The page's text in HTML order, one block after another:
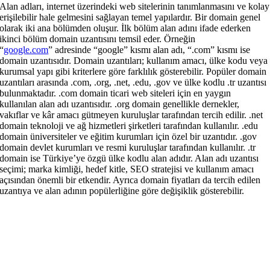
Alan adları, internet üzerindeki web sitelerinin tanımlanmasını ve kolay
erişilebilir hale gelmesini sağlayan temel yapılardır. Bir domain genel
olarak iki ana bölümden oluşur. İlk bölüm alan adını ifade ederken
ikinci bölüm domain uzantısını temsil eder. Örneğin
“google.com” adresinde “google” kısmı alan adı, “.com” kısmı ise
domain uzantısıdır. Domain uzantıları; kullanım amacı, ülke kodu veya
kurumsal yapı gibi kriterlere göre farklılık gösterebilir. Popüler domain
uzantıları arasında .com, .org, .net, .edu, .gov ve ülke kodlu .tr uzantısı
bulunmaktadır. .com domain ticari web siteleri için en yaygın
kullanılan alan adı uzantısıdır. .org domain genellikle dernekler,
vakıflar ve kâr amacı gütmeyen kuruluşlar tarafından tercih edilir. .net
domain teknoloji ve ağ hizmetleri şirketleri tarafından kullanılır. .edu
domain üniversiteler ve eğitim kurumları için özel bir uzantıdır. .gov
domain devlet kurumları ve resmi kuruluşlar tarafından kullanılır. .tr
domain ise Türkiye’ye özgü ülke kodlu alan adıdır. Alan adı uzantısı
seçimi; marka kimliği, hedef kitle, SEO stratejisi ve kullanım amacı
açısından önemli bir etkendir. Ayrıca domain fiyatları da tercih edilen
uzantıya ve alan adının popülerliğine göre değişiklik gösterebilir.